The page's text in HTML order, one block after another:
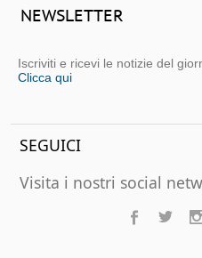
NEWSLETTER
Iscriviti e ricevi le notizie del
Clicca qui
SEGUICI
Visita i nostri social